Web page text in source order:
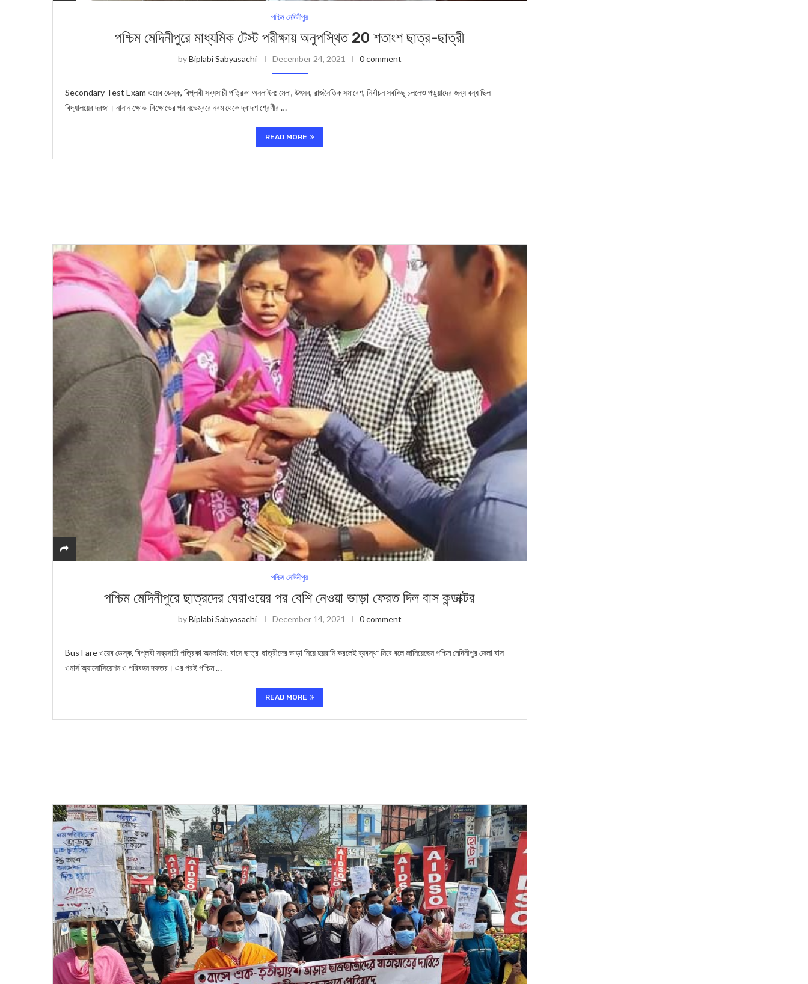
পশ্চিম মেদিনীপুর
পশ্চিম মেদিনীপুরে মাধ্যমিক টেস্ট পরীক্ষায় অনুপস্থিত 20 শতাংশ ছাত্র-ছাত্রী
byBiplabi Sabyasachi December 24, 2021 0 comment
Secondary Test Exam ওয়েব ডেস্ক, বিপ্লবী সব্যসাচী পত্রিকা অনলাইন: মেলা, উৎসব, রাজনৈতিক সমাবেশ, নির্বাচন সবকিছু চললেও পড়ুয়াদের জন্য বন্ধ ছিল
বিদ্যালয়ের দরজা। নানান ক্ষোভ-বিক্ষোভের পর নভেম্বরে নবম থেকে দ্বাদশ শ্রেণীর …
READ MORE
পশ্চিম মেদিনীপুর
পশ্চিম মেদিনীপুরে ছাত্রদের ঘেরাওয়ের পর বেশি নেওয়া ভাড়া ফেরত দিল বাস কন্ডাক্টর
byBiplabi Sabyasachi December 14, 2021 0 comment
Bus Fare ওয়েব ডেস্ক, বিপ্লবী সব্যসাচী পত্রিকা অনলাইন: বাসে ছাত্র-ছাত্রীদের ভাড়া নিয়ে হয়রানি করলেই ব্যবস্থা নিবে বলে জানিয়েছেন পশ্চিম মেদিনীপুর জেলা বাস
ওনার্স অ্যাসোসিয়েশন ও পরিবহন দফতর। এর পরই পশ্চিম …
READ MORE